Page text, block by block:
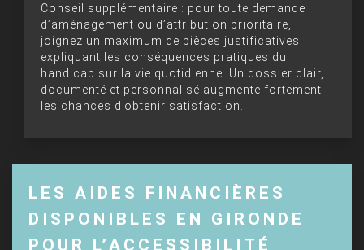
Conseil supplémentaire : pour toute demande
d’aménagement ou d’attribution prioritaire,
joignez un maximum de pièces justificatives
expliquant les conséquences pratiques du
handicap sur la vie quotidienne. Un dossier clair,
documenté et personnalisé augmente fortement
les chances d’obtenir satisfaction.
LES AIDES FINANCIÈRES
DISPONIBLES EN GIRONDE
POUR L’ACCESSIBILITÉ